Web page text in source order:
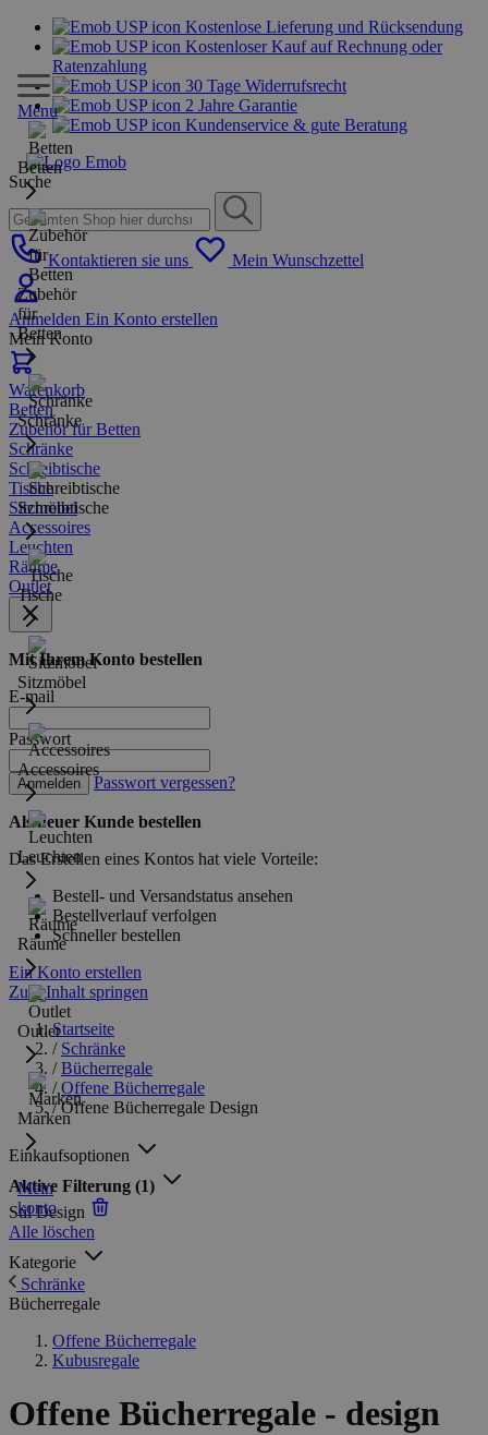
Kostenlose Lieferung und Rücksendung
Kostenloser Kauf auf Rechnung oder
Ratenzahlung
30 Tage Widerrufsrecht
2 Jahre Garantie
Kundenservice & gute Beratung
Suche
Kontaktieren sie uns Mein Wunschzettel
Anmelden Ein Konto erstellen
Mein Konto
Warenkorb
Menu
Betten
Zubehör
für
Betten
Schränke
Schreibtische
Tische
Sitzmöbel
Accessoires
Leuchten
Räume
Outlet
Marken
Mein
konto
Betten
Zubehör für Betten
Schränke
Schreibtische
Tische
Sitzmöbel
Accessoires
Leuchten
Räume
Outlet
Mit Ihrem Konto bestellen
E-mail
Passwort
Anmelden Passwort vergessen?
Als neuer Kunde bestellen
Das Erstellen eines Kontos hat viele Vorteile:
Bestell- und Versandstatus ansehen
Bestellverlauf verfolgen
Schneller bestellen
Ein Konto erstellen
Zum Inhalt springen
Startseite
/ Schränke
/ Bücherregale
/ Offene Bücherregale
/ Offene Bücherregale Design
Einkaufsoptionen
Aktive Filterung (1)
Stil Design
Alle löschen
Kategorie
Schränke
Bücherregale
Offene Bücherregale
Kubusregale
Offene Bücherregale - design